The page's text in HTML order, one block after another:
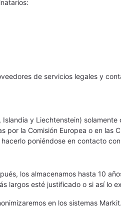
de servicios legales y
y Liechtenstein)
la Comisión Europea o en las
poniéndose en contacto
los almacenamos hasta 10
largos esté justificado o si así lo
en los sistemas Markit.